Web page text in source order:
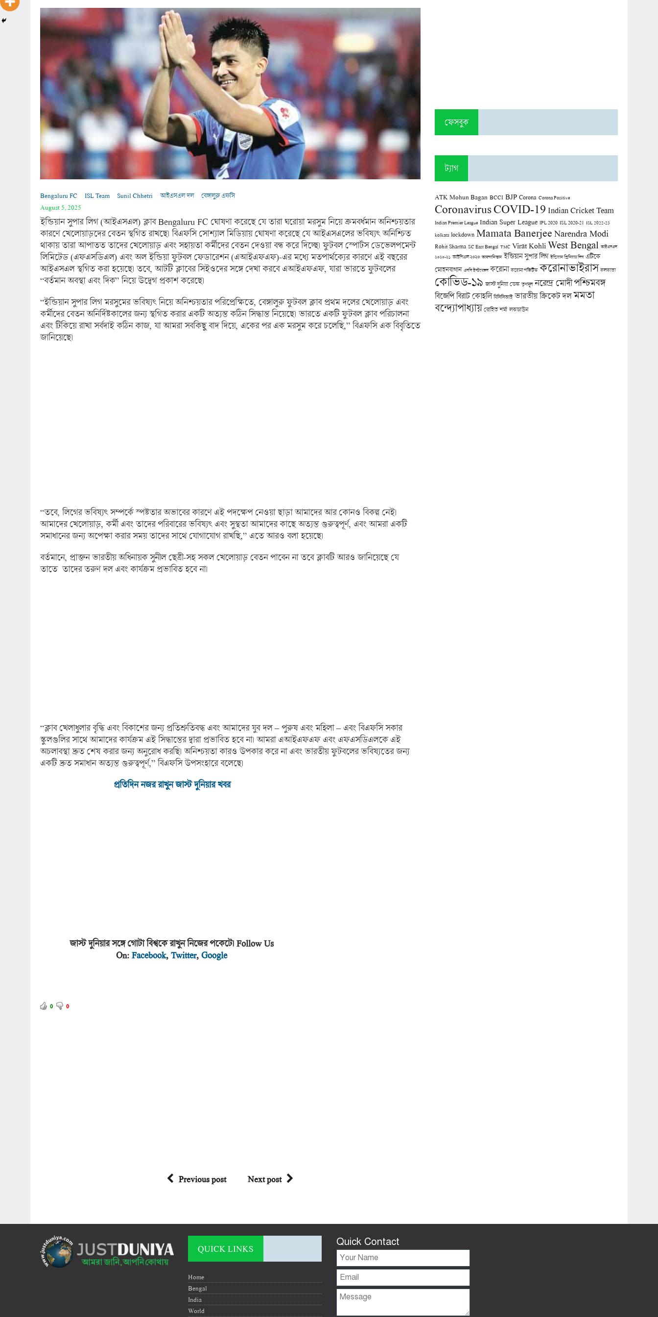
Bengaluru FC ISL Team Sunil Chhetri আইএসএল দল
বেঙ্গালুরু এফসি
August 5, 2025
ইন্ডিয়ান সুপার লিগ (আইএসএল) ক্লাব Bengaluru FC ঘোষণা করেছে যে তারা ঘরোয়া মরসুম নিয়ে ক্রমবর্ধমান অনিশ্চয়তার
কারণে খেলোয়াড়দের বেতন স্থগিত রাখছে। বিএফসি সোশ্যাল মিডিয়ায় ঘোষণা করেছে যে আইএসএলের ভবিষ্যৎ অনিশ্চিত
থাকায় তারা আপাতত তাদের খেলোয়াড় এবং সহায়তা কর্মীদের বেতন দেওয়া বন্ধ করে দিচ্ছে। ফুটবল স্পোর্টস ডেভেলপমেন্ট
লিমিটেড (এফএসডিএল) এবং অল ইন্ডিয়া ফুটবল ফেডারেশন (এআইএফএফ)-এর মধ্যে মতপার্থক্যের কারণে এই বছরের
আইএসএল স্থগিত করা হয়েছে। তবে, আটটি ক্লাবের সিইওদের সঙ্গে দেখা করবে এআইএফএফ, যারা ভারতে ফুটবলের
“বর্তমান অবস্থা এবং দিক” নিয়ে উদ্বেগ প্রকাশ করেছে।
“ইন্ডিয়ান সুপার লিগ মরসুমের ভবিষ্যৎ নিয়ে অনিশ্চয়তার পরিপ্রেক্ষিতে, বেঙ্গালুরু ফুটবল ক্লাব প্রথম দলের খেলোয়াড় এবং
কর্মীদের বেতন অনির্দিষ্টকালের জন্য স্থগিত করার একটি অত্যন্ত কঠিন সিদ্ধান্ত নিয়েছে। ভারতে একটি ফুটবল ক্লাব পরিচালনা
এবং টিকিয়ে রাখা সর্বদাই কঠিন কাজ, যা আমরা সবকিছু বাদ দিয়ে, একের পর এক মরসুম করে চলেছি,” বিএফসি এক বিবৃতিতে
জানিয়েছে।
“তবে, লিগের ভবিষ্যৎ সম্পর্কে স্পষ্টতার অভাবের কারণে এই পদক্ষেপ নেওয়া ছাড়া আমাদের আর কোনও বিকল্প নেই।
আমাদের খেলোয়াড়, কর্মী এবং তাদের পরিবারের ভবিষ্যৎ এবং সুস্থতা আমাদের কাছে অত্যন্ত গুরুত্বপূর্ণ, এবং আমরা একটি
সমাধানের জন্য অপেক্ষা করার সময় তাদের সাথে যোগাযোগ রাখছি,” এতে আরও বলা হয়েছে।
বর্তমানে, প্রাক্তন ভারতীয় অধিনায়ক সুনীল ছেত্রী-সহ সকল খেলোয়াড় বেতন পাবেন না তবে ক্লাবটি আরও জানিয়েছে যে
তাতে তাদের তরুণ দল এবং কার্যক্রম প্রভাবিত হবে না।
“ক্লাব খেলাধুলার বৃদ্ধি এবং বিকাশের জন্য প্রতিশ্রুতিবদ্ধ এবং আমাদের যুব দল – পুরুষ এবং মহিলা – এবং বিএফসি সকার
স্কুলগুলির সাথে আমাদের কার্যক্রম এই সিদ্ধান্তের দ্বারা প্রভাবিত হবে না। আমরা এআইএফএফ এবং এফএসডিএলকে এই
অচলাবস্থা দ্রুত শেষ করার জন্য অনুরোধ করছি। অনিশ্চয়তা কারও উপকার করে না এবং ভারতীয় ফুটবলের ভবিষ্যতের জন্য
একটি দ্রুত সমাধান অত্যন্ত গুরুত্বপূর্ণ,” বিএফসি উপসংহারে বলেছে।
প্রতিদিন নজর রাখুন জাস্ট দুনিয়ার খবর
জাস্ট দুনিয়ার সঙ্গে গোটা বিশ্বকে রাখুন নিজের পকেটে। Follow Us
On:Facebook,Twitter,Google
0 0
Previous post Next post
ফেসবুক
ট্যাগ
ATK Mohun Bagan BCCI BJP Corona Corona Positive
CoronavirusCOVID-19 Indian Cricket Team
Indian Premier League Indian Super League IPL 2020 ISL 2020-21 ISL 2022-23
kolkata lockdown Mamata Banerjee Narendra Modi
Rohit Sharma SC East Bengal TMC Virat Kohli West Bengal আইএসএল
২০২০-২১ আইপিএল ২০২০ আফগানিস্তান ইন্ডিয়ান সুপার লিগ ইন্ডিয়ান প্রিমিয়ার লিগ এটিকে
মোহনবাগান এসসি ইস্টবেঙ্গল করোনা করোনা পজিটিভ করোনাভাইরাস কলকাতা
কোভিড-১৯ জাস্ট দুনিয়া ডেস্ক তৃণমূল নরেন্দ্র মোদী পশ্চিমবঙ্গ
বিজেপি বিরাট কোহলি বিসিসিআই ভারতীয় ক্রিকেট দল মমতা
বন্দ্যোপাধ্যায় রোহিত শর্মা লকডাউন
QUICK LINKS
Home
Bengal
India
World
Quick Contact